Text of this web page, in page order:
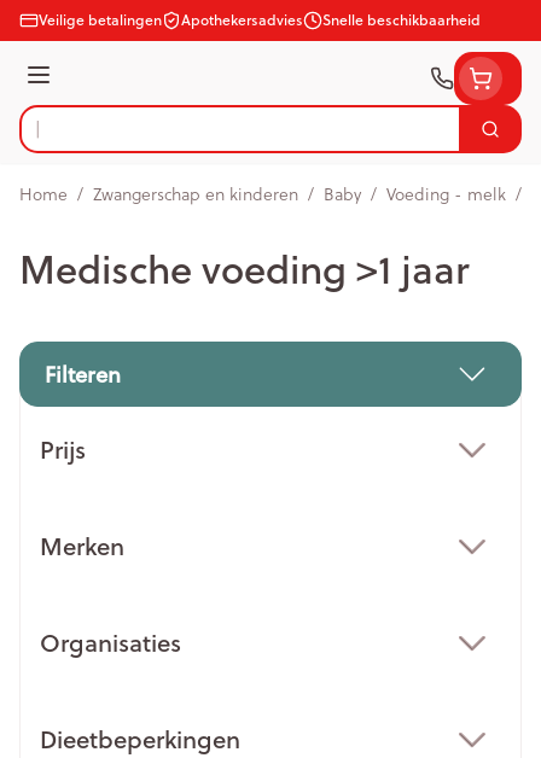
Ga naar de inhoud
Veilige betalingen Apothekersadvies Snelle beschikbaarheid
Menu
Product, merk, categorie...
Zoek
Home / Zwangerschap en kinderen / Baby / Voeding - melk /
Medische voeding >1 jaar
Filteren
Prijs
Merken
Organisaties
Dieetbeperkingen